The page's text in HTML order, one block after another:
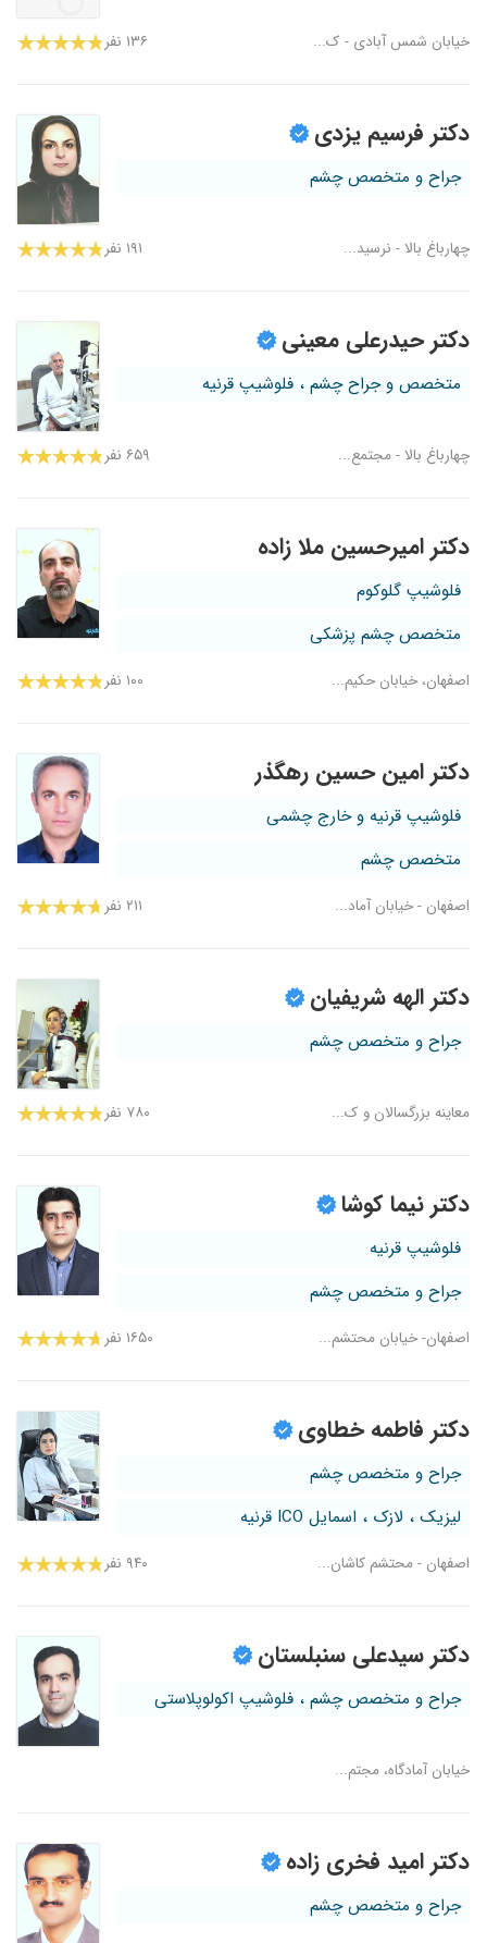
خیابان شمس آبادی - ک... ۱۳۶ نفر
دکتر فرسیم یزدی
جراح و متخصص چشم
چهارباغ بالا - نرسید... ۱۹۱ نفر
دکتر حیدرعلی معینی
متخصص و جراح چشم ، فلوشیپ قرنیه
چهارباغ بالا - مجتمع... ۶۵۹ نفر
دکتر امیرحسین ملا زاده
فلوشیپ گلوکوم
متخصص چشم پزشکی
اصفهان، خیابان حکیم... ۱۰۰ نفر
دکتر امین حسین رهگذر
فلوشیپ قرنیه و خارج چشمی
متخصص چشم
اصفهان - خیابان آماد... ۲۱۱ نفر
دکتر الهه شریفیان
جراح و متخصص چشم
معاینه بزرگسالان و ک... ۷۸۰ نفر
دکتر نیما کوشا
فلوشیپ قرنیه
جراح و متخصص چشم
اصفهان- خیابان محتشم... ۱۶۵۰ نفر
دکتر فاطمه خطاوی
جراح و متخصص چشم
لیزیک ، لازک ، اسمایل ICO قرنیه
اصفهان - محتشم کاشان... ۹۴۰ نفر
دکتر سیدعلی سنبلستان
جراح و متخصص چشم ، فلوشیپ اکولوپلاستی
خیابان آمادگاه، مجتم...
دکتر امید فخری زاده
جراح و متخصص چشم